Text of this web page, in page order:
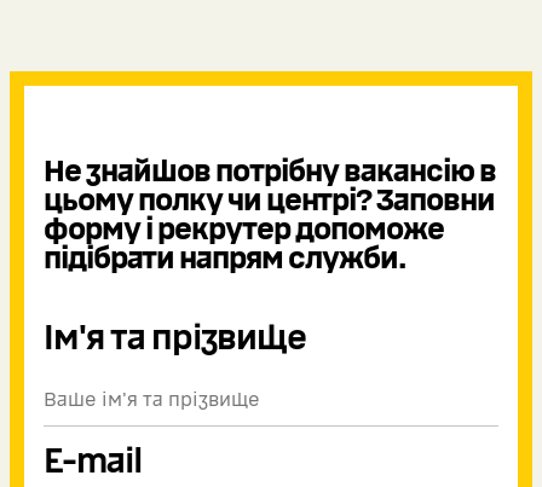
Не знайшов потрібну вакансію в
цьому полку чи центрі? Заповни
форму і рекрутер допоможе
підібрати напрям служби.
Ім'я та прізвище
E-mail